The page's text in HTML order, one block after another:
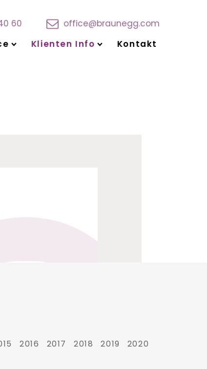
60
office@braunegg.com
Klienten Info Kontakt
2016 2017 2018 2019
2020